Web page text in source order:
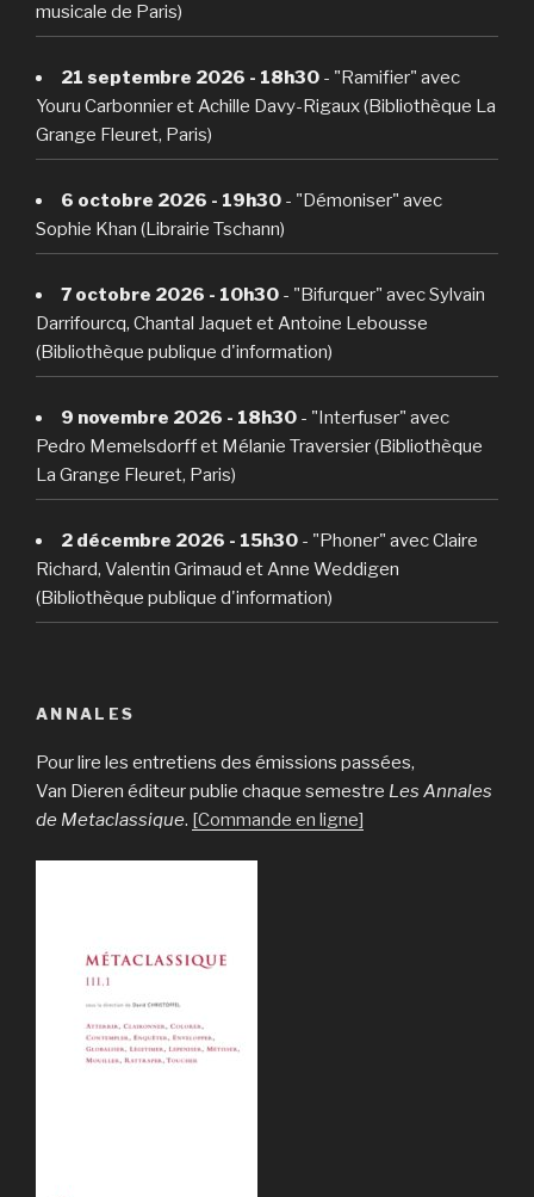
musicale de Paris)
21 septembre 2026 - 18h30 - "Ramifier" avec
Youru Carbonnier et Achille Davy-Rigaux (Bibliothèque La
Grange Fleuret, Paris)
6 octobre 2026 - 19h30 - "Démoniser" avec
Sophie Khan (Librairie Tschann)
7 octobre 2026 - 10h30 - "Bifurquer" avec Sylvain
Darrifourcq, Chantal Jaquet et Antoine Lebousse
(Bibliothèque publique d'information)
9 novembre 2026 - 18h30 - "Interfuser" avec
Pedro Memelsdorff et Mélanie Traversier (Bibliothèque
La Grange Fleuret, Paris)
2 décembre 2026 - 15h30 - "Phoner" avec Claire
Richard, Valentin Grimaud et Anne Weddigen
(Bibliothèque publique d'information)
ANNALES
Pour lire les entretiens des émissions passées,
Van Dieren éditeur publie chaque semestre Les Annales
de Metaclassique. [Commande en ligne]